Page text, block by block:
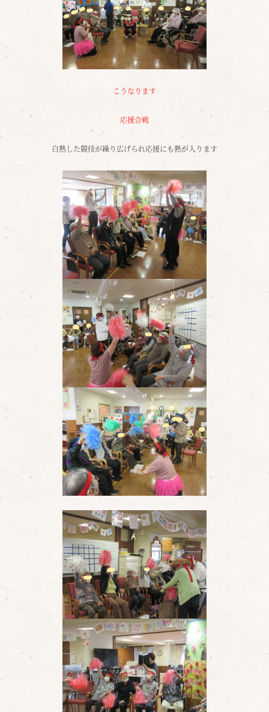
こうなります
応援合戦
白熱した競技が繰り広げられ応援にも熱が入ります